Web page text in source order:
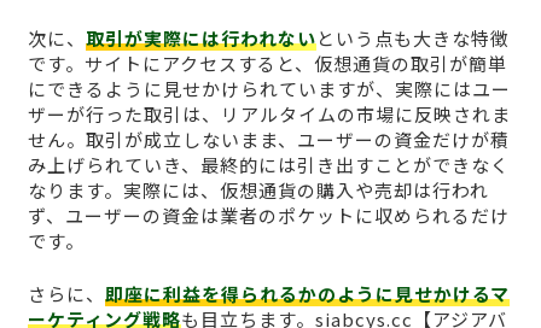
次に、 取引が実際には行われないという点も大きな特徴
です。サイトにアクセスすると、仮想通貨の取引が簡単
にできるように見せかけられていますが、実際にはユー
ザーが行った取引は、リアルタイムの市場に反映されま
せん。取引が成立しないまま、ユーザーの資金だけが積
み上げられていき、最終的には引き出すことができなく
なります。実際には、仮想通貨の購入や売却は行われ
ず、ユーザーの資金は業者のポケットに収められるだけ
です。
さらに、 即座に利益を得られるかのように見せかけるマ
ーケティング戦略も目立ちます。siabcys.cc【アジアバ